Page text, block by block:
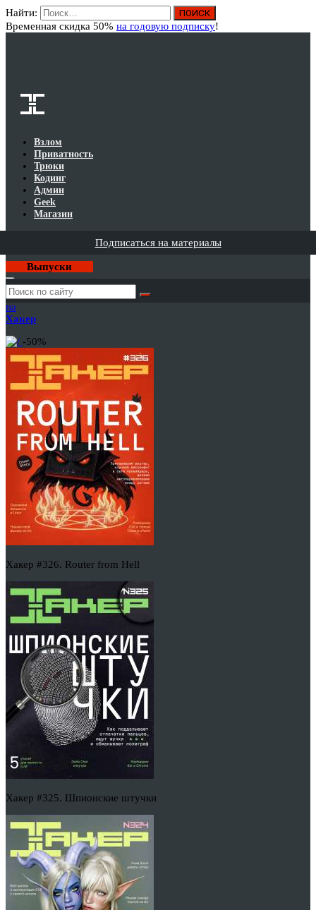
Найти:
Временная скидка 50% на годовую подписку!
Взлом
Приватность
Трюки
Кодинг
Админ
Geek
Магазин
Подписаться на материалы
Выпуски
Годовая
подписка
на
Хакер
-50%
Хакер #326. Router from Hell
Хакер #325. Шпионские штучки